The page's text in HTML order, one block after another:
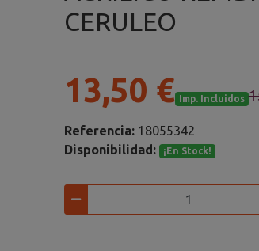
CERULEO
13,50 € Imp. Incluidos
Referencia: 18055342
Disponibilidad:
¡En Stock!